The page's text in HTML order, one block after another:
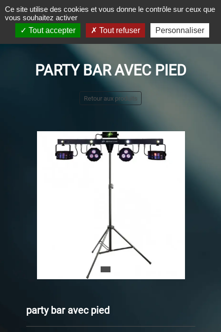
Panneau de gestion des cookies
Ce site utilise des cookies et vous donne le contrôle sur ceux que
vous souhaitez activer
Tout accepter
Tout refuser Personnaliser
PARTY BAR AVEC PIED
Retour aux produits
party bar avec pied